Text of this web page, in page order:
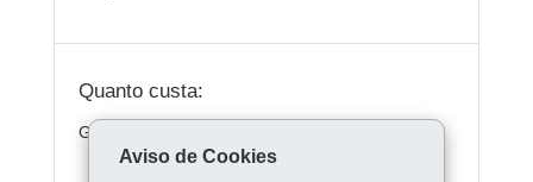
Quanto custa:
Gratuito.
Aviso de Cookies